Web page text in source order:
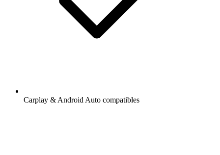
Carplay & Android Auto compatibles